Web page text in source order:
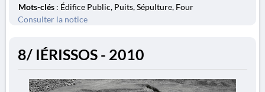
Mots-clés : Édifice Public, Puits, Sépulture, Four
Consulter la notice
8/ IÉRISSOS - 2010